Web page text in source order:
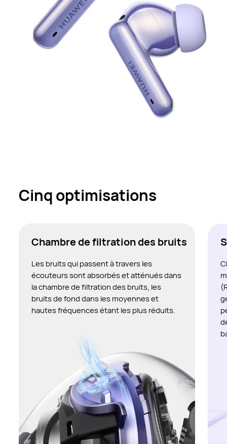
Cinq optimisations
Chambre de filtration des bruits
Les bruits qui passent à travers les
écouteurs sont absorbés et atténués dans
la chambre de filtration des bruits, les
bruits de fond dans les moyennes et
hautes fréquences étant les plus réduits.